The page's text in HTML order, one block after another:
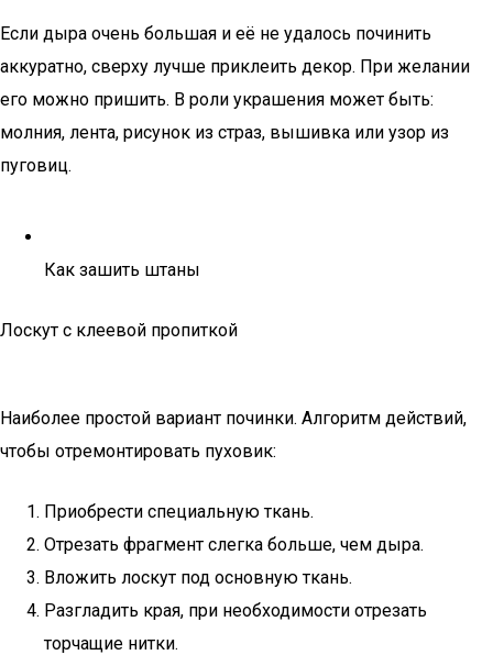
Если дыра очень большая и её не удалось починить
аккуратно, сверху лучше приклеить декор. При желании
его можно пришить. В роли украшения может быть:
молния, лента, рисунок из страз, вышивка или узор из
пуговиц.
Как зашить штаны
Лоскут с клеевой пропиткой
Наиболее простой вариант починки. Алгоритм действий,
чтобы отремонтировать пуховик:
Приобрести специальную ткань.
Отрезать фрагмент слегка больше, чем дыра.
Вложить лоскут под основную ткань.
Разгладить края, при необходимости отрезать
торчащие нитки.